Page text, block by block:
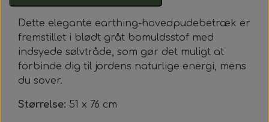
Dette elegante earthing-hovedpudebetræk er
fremstillet i blødt gråt bomuldsstof med
indsyede sølvtråde, som gør det muligt at
forbinde dig til jordens naturlige energi, mens
du sover.
Størrelse: 51 x 76 cm